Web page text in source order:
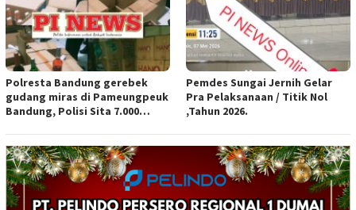
Polresta Bandung gerebek
gudang miras di Pameungpeuk
Bandung, Polisi Sita 7.000
Pemdes Sungai Jernih Gelar
Pra Pelaksanaan / Titik Nol
,Tahun 2026.